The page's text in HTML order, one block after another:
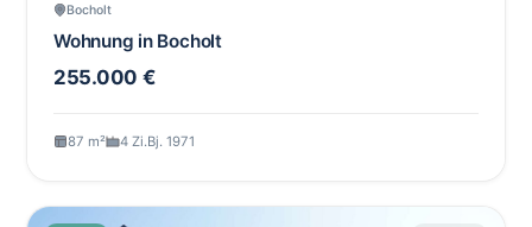
Bocholt
Wohnung in Bocholt
255.000 €
87 m² 4 Zi.Bj. 1971